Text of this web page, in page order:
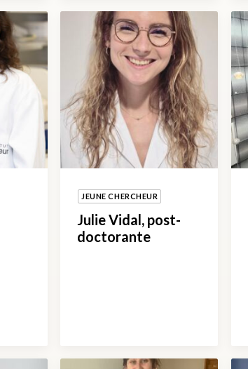
JEUNE CHERCHEUR
Julie Vidal, post-
doctorante